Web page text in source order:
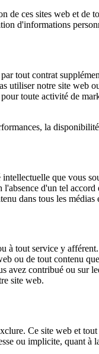
de ces sites web et de
d'informations
tout contrat
utiliser notre site web
toute activité de
la
que vous
d'un tel
dans tous les médias
tout service y
ou de tout contenu
avez contribué ou sur
site web.
Ce site web et
ou implicite, quant